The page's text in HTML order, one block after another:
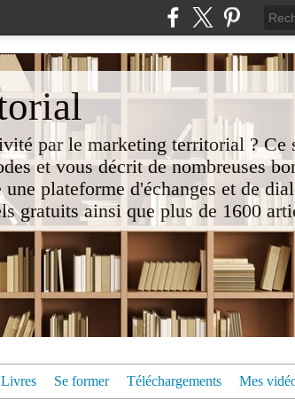
par le marketing territorial ? Ce
et vous décrit de nombreuses
plateforme d'échanges et de
gratuits ainsi que plus de 1600
Livres Se former Téléchargements Mes